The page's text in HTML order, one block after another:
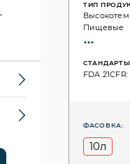
ТИП
Пищевые
СТАНДАРТЫ
FDA 21CFR:
ФАСОВКА:
10л